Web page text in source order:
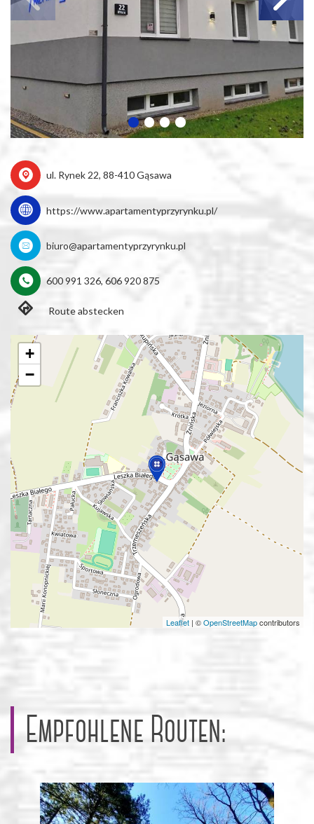
ul. Rynek 22, 88-410 Gąsawa
https://www.apartamentyprzyrynku.pl/
biuro@apartamentyprzyrynku.pl
600 991 326, 606 920 875
Route abstecken
+
−
Leaflet | ©OpenStreetMapcontributors
Empfohlene Routen: